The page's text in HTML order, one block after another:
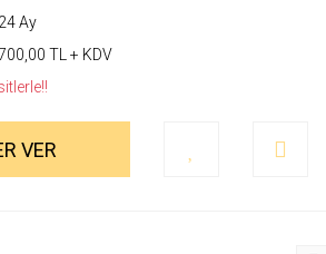
24 Ay
TL + KDV
VER